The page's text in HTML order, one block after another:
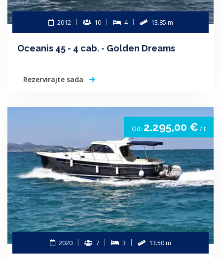
2012 10 4 13.85 m
Oceanis 45 - 4 cab. - Golden Dreams
Rezervirajte sada
Od: 2.295,00 € / t
2020 7 3 13.50 m